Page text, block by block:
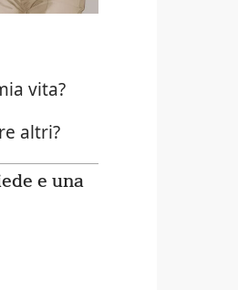
vita?
altri?
e una